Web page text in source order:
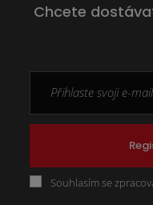
Chcete
Souhlasím se